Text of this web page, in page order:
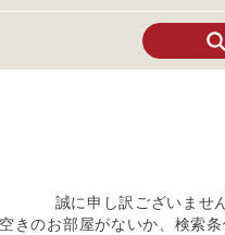
誠に申し訳ございませ
空きのお部屋がないか、検索